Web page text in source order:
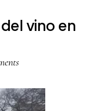
vino en